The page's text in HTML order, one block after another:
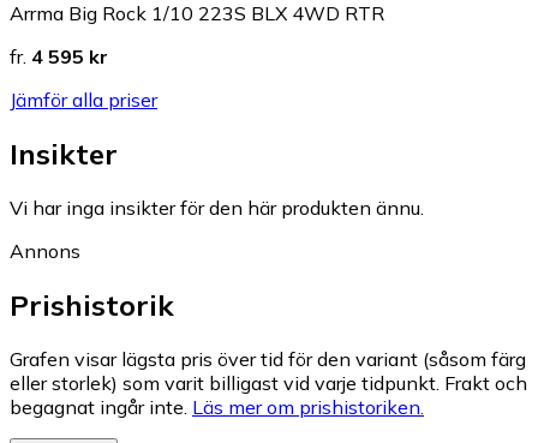
Arrma Big Rock 1/10 223S BLX 4WD RTR
fr. 4 595 kr
Jämför alla priser
Insikter
Vi har inga insikter för den här produkten ännu.
Annons
Prishistorik
Grafen visar lägsta pris över tid för den variant (såsom färg
eller storlek) som varit billigast vid varje tidpunkt. Frakt och
begagnat ingår inte. Läs mer om prishistoriken.